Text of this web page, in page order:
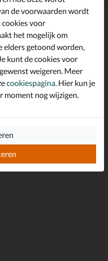
en ontvang €10,-
de voorwaarden wordt
cookies voor
het mogelijk om
elders getoond worden,
kunt de cookies voor
weigeren. Meer
cookiespagina. Hier kun je
moment nog wijzigen.